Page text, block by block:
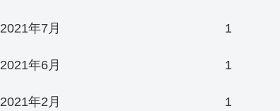
2021年7月 1
2021年6月 1
2021年2月 1